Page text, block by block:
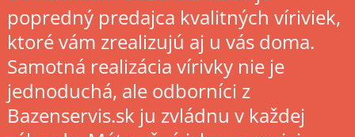
popredný predajca kvalitných víriviek,
ktoré vám zrealizujú aj u vás doma.
Samotná realizácia vírivky nie je
jednoduchá, ale odborníci z
Bazenservis.sk ju zvládnu v každej